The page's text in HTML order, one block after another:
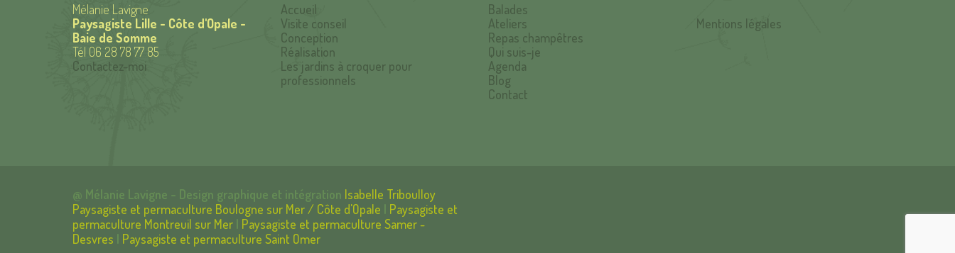
Mélanie Lavigne
Paysagiste Lille - Côte d'Opale -
Baie de Somme
Tél 06 28 78 77 85
Contactez-moi
Accueil
Visite conseil
Conception
Réalisation
Les jardins à croquer pour
professionnels
Balades
Ateliers
Repas champêtres
Qui suis-je
Agenda
Blog
Contact
Mentions légales
@ Mélanie Lavigne - Design graphique et intégration Isabelle Triboulloy
Paysagiste et permaculture Boulogne sur Mer / Côte d'Opale | Paysagiste et
permaculture Montreuil sur Mer | Paysagiste et permaculture Samer -
Desvres | Paysagiste et permaculture Saint Omer